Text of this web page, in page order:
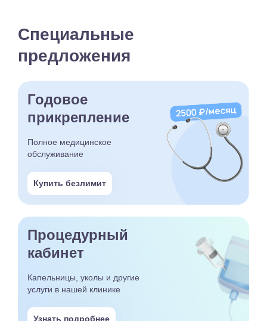
Специальные
предложения
Годовое
прикрепление
Полное медицинское
обслуживание
Купить безлимит
Процедурный
кабинет
Капельницы, уколы и другие
услуги в нашей клинике
Узнать подробнее